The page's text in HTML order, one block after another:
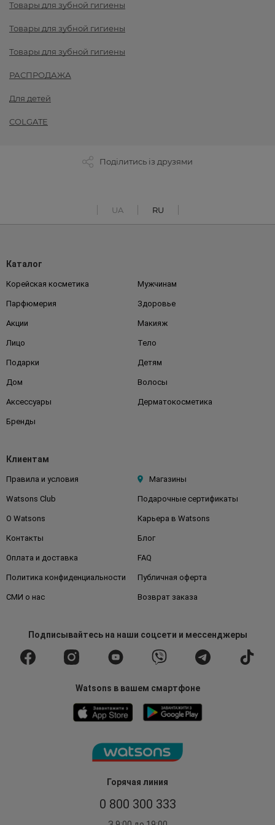
Товары для зубной гигиены
Товары для зубной гигиены
Товары для зубной гигиены
РАСПРОДАЖА
Для детей
COLGATE
Поділитись із друзями
UA RU
Горячая линия
0 800 300 333
Каталог
Корейская косметика Мужчинам
Парфюмерия Здоровье
Акции Макияж
Лицо Тело
Подарки Детям
Дом Волосы
Аксессуары Дерматокосметика
Бренды
Клиентам
Правила и условия Магазины
Watsons Club Подарочные сертификаты
О Watsons Карьера в Watsons
Контакты Блог
Оплата и доставка FAQ
Политика конфиденциальности Публичная оферта
СМИ о нас Возврат заказа
Подписывайтесьна наши соцсети и мессенджеры
Watsons в вашем смартфоне